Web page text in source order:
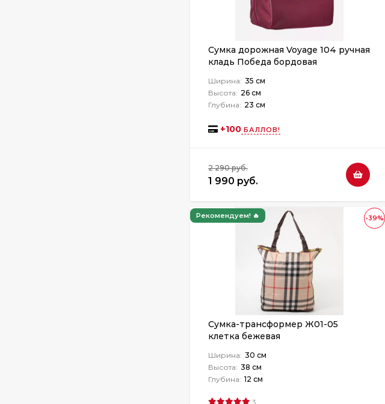
Сумка дорожная Voyage 104 ручная
кладь Победа бордовая
Ширина: 35 см
Высота: 26 см
Глубина: 23 см
+100 БАЛЛОВ!
2 290 руб.
1 990 руб.
-39%
Рекомендуем! 🔥
Сумка-трансформер Ж01-05
клетка бежевая
Ширина: 30 см
Высота: 38 см
Глубина: 12 см
3